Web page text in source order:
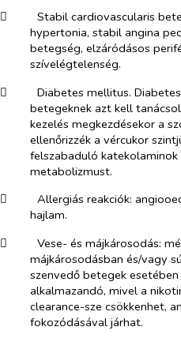
​
Stabil cardiovascularis
hypertonia, stabil angina
betegség, elzáródásos
szívelégtelenség.
​
Diabetes mellitus.
betegeknek azt kell
kezelés megkezdésekor a
ellenőrizzék a vércukor
felszabaduló
metabolizmust.
​
Allergiás reakciók:
hajlam.
​
Vese- és májkárosodás:
májkárosodásban és/vagy
szenvedő betegek
alkalmazandó, mivel a
clearance-sze csökkenhet,
fokozódásával járhat.